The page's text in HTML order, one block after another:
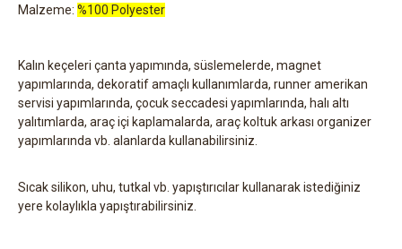
Malzeme: %100 Polyester
Kalın keçeleri çanta yapımında, süslemelerde, magnet
yapımlarında, dekoratif amaçlı kullanımlarda, runner amerikan
servisi yapımlarında, çocuk seccadesi yapımlarında, halı altı
yalıtımlarda, araç içi kaplamalarda, araç koltuk arkası organizer
yapımlarında vb. alanlarda kullanabilirsiniz.
Sıcak silikon, uhu, tutkal vb. yapıştırıcılar kullanarak istediğiniz
yere kolaylıkla yapıştırabilirsiniz.